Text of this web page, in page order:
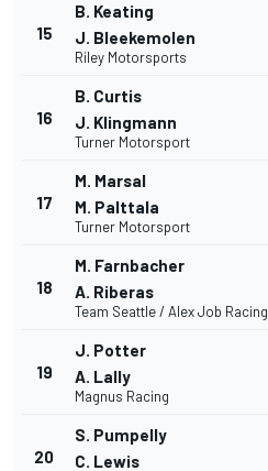
15
B. Keating
J. Bleekemolen
Riley Motorsports
16
B. Curtis
J. Klingmann
Turner Motorsport
17
M. Marsal
M. Palttala
Turner Motorsport
18
M. Farnbacher
A. Riberas
Team Seattle / Alex Job Racing
19
J. Potter
A. Lally
Magnus Racing
20
S. Pumpelly
C. Lewis